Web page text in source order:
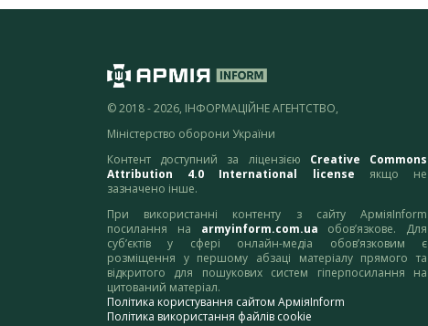
© 2018 - 2026, ІНФОРМАЦІЙНЕ АГЕНТСТВО,
Міністерство оборони України
Контент доступний за ліцензією Creative Commons
Attribution 4.0 International license якщо не
зазначено інше.
При використанні контенту з сайту АрміяInform
посилання на armyinform.com.ua обов’язкове. Для
суб’єктів у сфері онлайн-медіа обов’язковим є
розміщення у першому абзаці матеріалу прямого та
відкритого для пошукових систем гіперпосилання на
цитований матеріал.
Політика користування сайтом АрміяInform
Політика використання файлів cookie